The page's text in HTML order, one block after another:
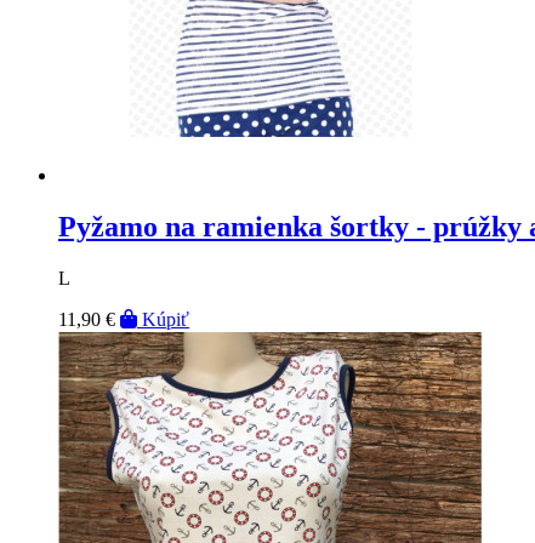
Pyžamo na ramienka šortky - prúžky
L
11,90 €
Kúpiť